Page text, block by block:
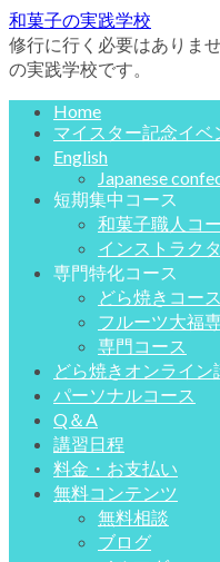
和菓子の実践学校
修行に行く必要はありま
の実践学校です。
Home
マイスター記念イベ
English
Japanese
短期集中コース
和菓子職人コ
インストラク
専門特化コース
どら焼きコース
フルーツ大福
専門コース
どら焼きオンライン
パーソナルコース
Q＆A
講習日程
料金・お支払い
無料コンテンツ
無料相談
ブログ